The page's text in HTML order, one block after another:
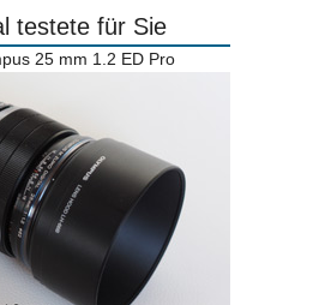
testete für Sie
25 mm 1.2 ED Pro